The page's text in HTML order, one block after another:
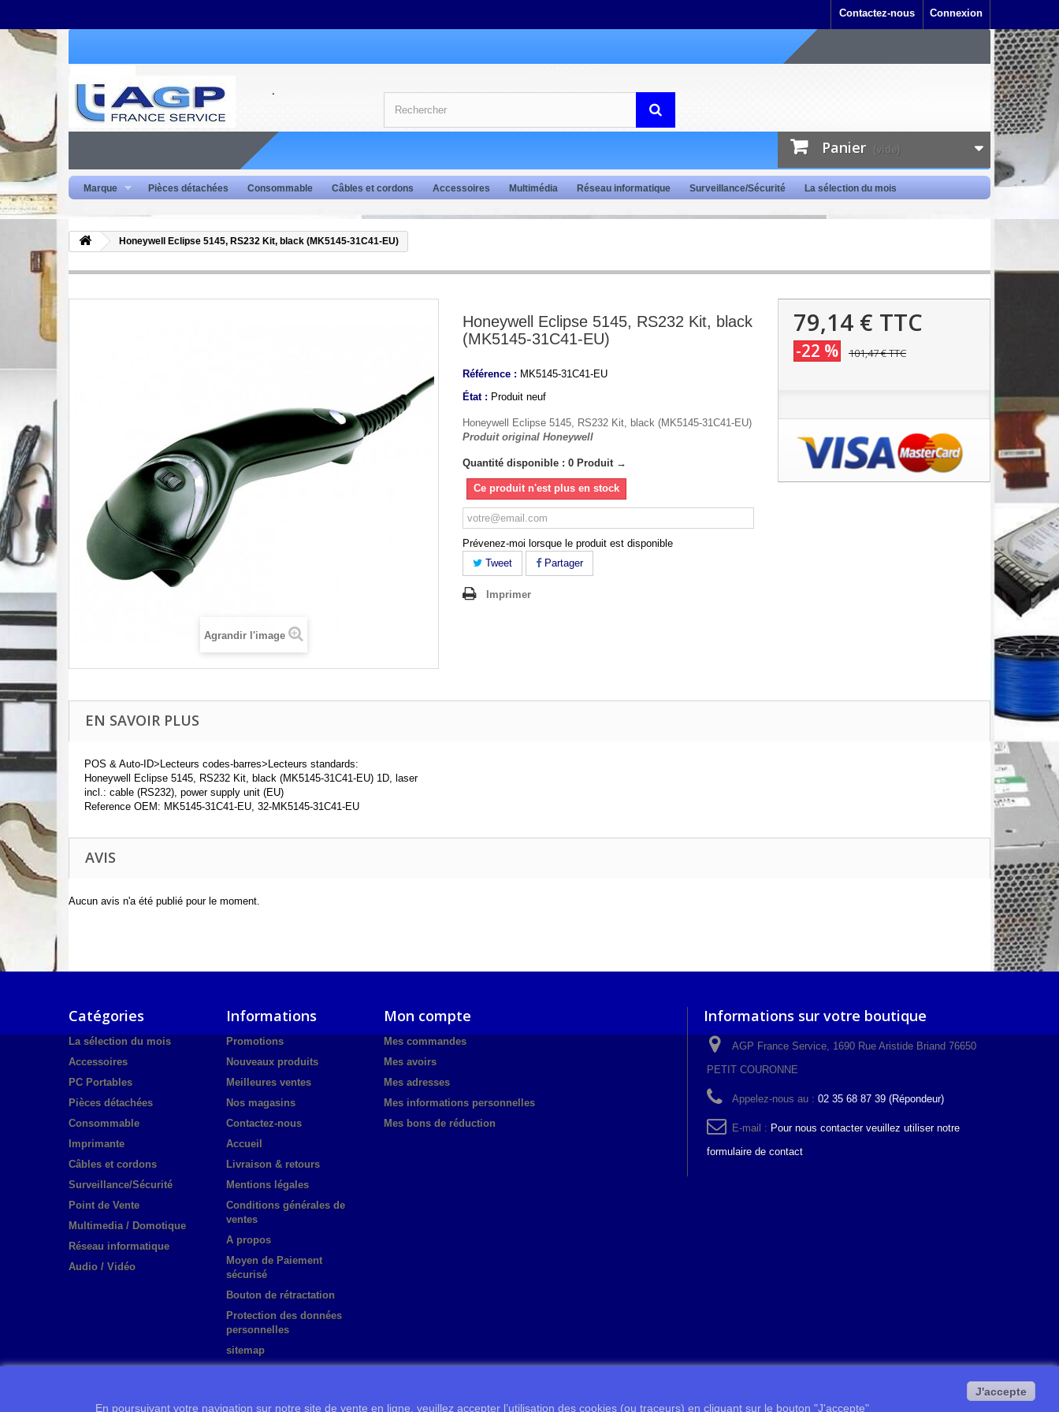
Connexion
Contactez-nous
Panier (vide)
Marque Pièces détachées Consommable Câbles et cordons Accessoires Multimédia Réseau informatique Surveillance/Sécurité La sélection du mois
Honeywell Eclipse 5145, RS232 Kit, black (MK5145-31C41-EU)
Agrandir l'image
Honeywell Eclipse 5145, RS232 Kit, black
(MK5145-31C41-EU)
Référence : MK5145-31C41-EU
État : Produit neuf
Honeywell Eclipse 5145, RS232 Kit, black (MK5145-31C41-EU)
Produit original Honeywell
Quantité disponible : 0 Produit →
Ce produit n'est plus en stock
Prévenez-moi lorsque le produit est disponible
Tweet
Partager
Imprimer
79,14 € TTC
-22 % 101,47 €TTC
EN SAVOIR PLUS
POS & Auto-ID>Lecteurs codes-barres>Lecteurs standards:
Honeywell Eclipse 5145, RS232 Kit, black (MK5145-31C41-EU) 1D, laser
incl.: cable (RS232), power supply unit (EU)
Reference OEM: MK5145-31C41-EU, 32-MK5145-31C41-EU
AVIS
Aucun avis n'a été publié pour le moment.
Catégories
La sélection du mois
Accessoires
PC Portables
Pièces détachées
Consommable
Imprimante
Câbles et cordons
Surveillance/Sécurité
Point de Vente
Multimedia / Domotique
Réseau informatique
Audio / Vidéo
Informations
Promotions
Nouveaux produits
Meilleures ventes
Nos magasins
Contactez-nous
Accueil
Livraison & retours
Mentions légales
Conditions générales de
ventes
A propos
Moyen de Paiement
sécurisé
Bouton de rétractation
Protection des données
personnelles
sitemap
Mon compte
Mes commandes
Mes avoirs
Mes adresses
Mes informations personnelles
Mes bons de réduction
Informations sur votre boutique
AGP France Service, 1690 Rue Aristide Briand 76650
PETIT COURONNE
Appelez-nous au : 02 35 68 87 39 (Répondeur)
E-mail : Pour nous contacter veuillez utiliser notre
formulaire de contact
En poursuivant votre navigation sur notre site de vente en ligne, veuillez accepter l’utilisation des cookies (ou traceurs) en cliquant sur le bouton "J'accepte"
J'accepte